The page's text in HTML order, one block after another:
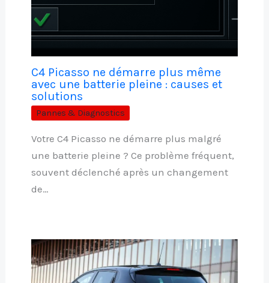
C4 Picasso ne démarre plus même
avec une batterie pleine : causes et
solutions
Pannes & Diagnostics
Votre C4 Picasso ne démarre plus malgré
une batterie pleine ? Ce problème fréquent,
souvent déclenché après un changement
de…